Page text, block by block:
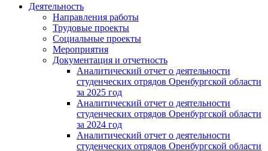
Деятельность
Направления работы
Трудовые проекты
Социальные проекты
Мероприятия
Документация и отчетность
Аналитический отчет о деятельности
студенческих отрядов Оренбургской области
за 2025 год
Аналитический отчет о деятельности
студенческих отрядов Оренбургской области
за 2024 год
Аналитический отчет о деятельности
студенческих отрядов Оренбургской области